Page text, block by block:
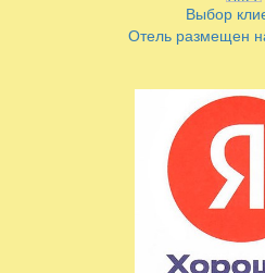
Выбор
Отель размещен